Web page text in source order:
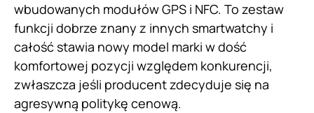
wbudowanych modułów GPS i NFC. To zestaw
funkcji dobrze znany z innych smartwatchy i
całość stawia nowy model marki w dość
komfortowej pozycji względem konkurencji,
zwłaszcza jeśli producent zdecyduje się na
agresywną politykę cenową.